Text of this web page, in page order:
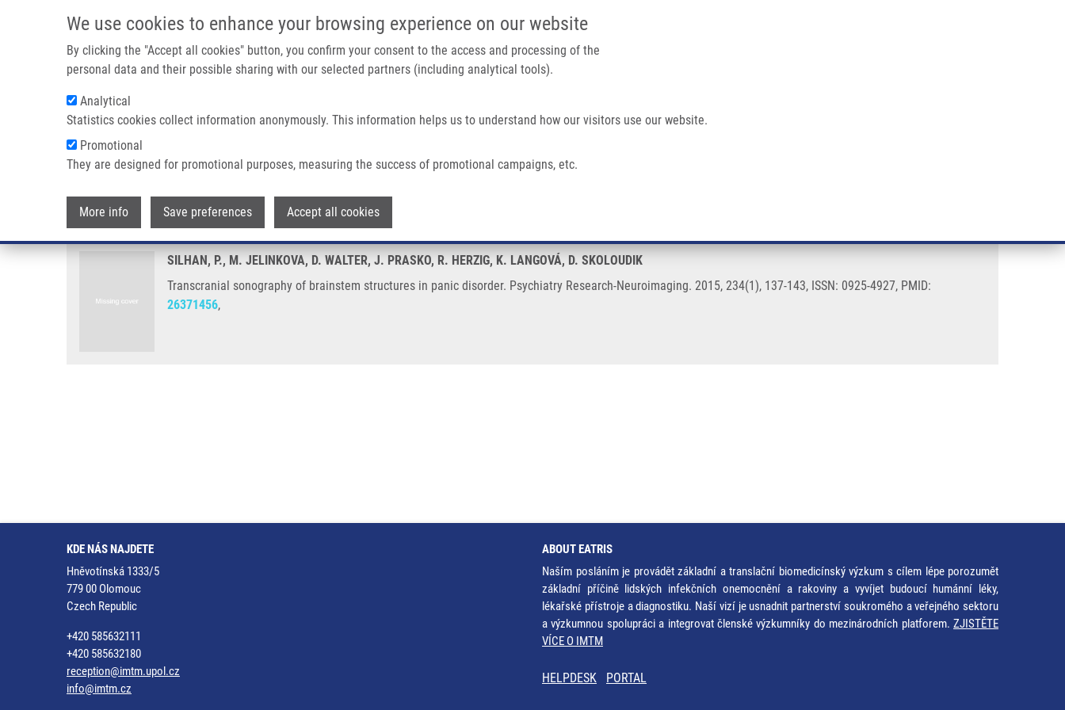
We use cookies to enhance your browsing experience on our website
By clicking the "Accept all cookies" button, you confirm your consent to the access and processing of the
personal data and their possible sharing with our selected partners (including analytical tools).
Analytical
Statistics cookies collect information anonymously. This information helps us to understand how our visitors use our website.
Promotional
They are designed for promotional purposes, measuring the success of promotional campaigns, etc.
More info Save preferences Accept all cookies
IMTM PORTÁL
Main navigation
Drobečková navigace
Domů Transcranial Sonography Of Brainstem Structures In Panic Disorder
Transcranial sonography of brainstem structures in panic disorder
SILHAN, P., M. JELINKOVA, D. WALTER, J. PRASKO, R. HERZIG, K. LANGOVÁ, D. SKOLOUDIK
Transcranial sonography of brainstem structures in panic disorder. Psychiatry Research-Neuroimaging. 2015, 234(1), 137-143, ISSN: 0925-4927, PMID:
26371456,
KDE NÁS NAJDETE
Hněvotínská 1333/5
779 00 Olomouc
Czech Republic
+420 585632111
+420 585632180
reception@imtm.upol.cz
info@imtm.cz
ABOUT EATRIS
Naším posláním je provádět základní a translační biomedicínský výzkum s cílem lépe porozumět
základní příčině lidských infekčních onemocnění a rakoviny a vyvíjet budoucí humánní léky,
lékařské přístroje a diagnostiku. Naší vizí je usnadnit partnerství soukromého a veřejného sektoru
a výzkumnou spolupráci a integrovat členské výzkumníky do mezinárodních platforem. ZJISTĚTE
VÍCE O IMTM
HELPDESK PORTAL